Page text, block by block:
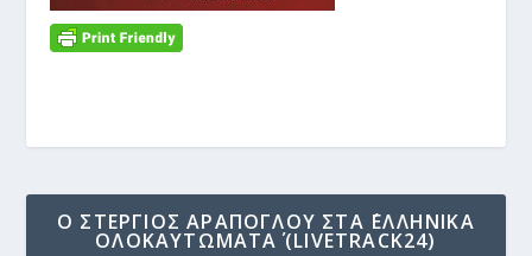
Ο ΣΤΈΡΓΙΟΣ ΑΡΆΠΟΓΛΟΥ ΣΤΑ ΄ΕΛΛΗΝΙΚΆ
ΟΛΟΚΑΥΤΏΜΑΤΑ΄ (LIVETRACK24)